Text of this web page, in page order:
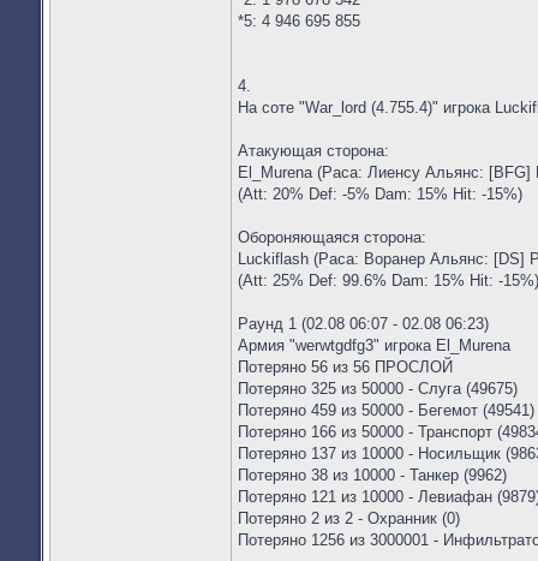
*5: 4 946 695 855
4.
На соте "War_lord (4.755.4)" игрока
Атакующая сторона:
El_Murena (Раса: Лиенсу Альянс:
(Att: 20% Def: -5% Dam: 15% Hit: -15%)
Обороняющаяся сторона:
Luckiflash (Раса: Воранер Альянс: [DS]
(Att: 25% Def: 99.6% Dam: 15% Hit: -15%)
Раунд 1 (02.08 06:07 - 02.08 06:23)
Армия "werwtgdfg3" игрока El_Murena
Потеряно 56 из 56 ПРОСЛОЙ
Потеряно 325 из 50000 - Слуга (49675)
Потеряно 459 из 50000 - Бегемот (49541)
Потеряно 166 из 50000 - Транспорт
Потеряно 137 из 10000 - Носильщик
Потеряно 38 из 10000 - Танкер (9962)
Потеряно 121 из 10000 - Левиафан
Потеряно 2 из 2 - Охранник (0)
Потеряно 1256 из 3000001 -